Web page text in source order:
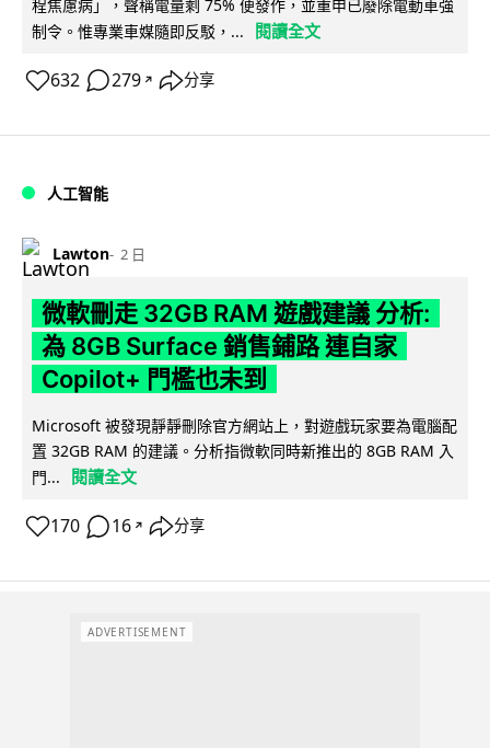
程焦慮病」，聲稱電量剩 75% 便發作，並重申已廢除電動車強
制令。惟專業車媒隨即反駁，...
閱讀全文
632 279 ↗ 分享
人工智能
Lawton 2 日
微軟刪走 32GB RAM 遊戲建議 分析:
為 8GB Surface 銷售鋪路 連自家
Copilot+ 門檻也未到
Microsoft 被發現靜靜刪除官方網站上，對遊戲玩家要為電腦配
置 32GB RAM 的建議。分析指微軟同時新推出的 8GB RAM 入
門...
閱讀全文
170 16 ↗ 分享
ADVERTISEMENT